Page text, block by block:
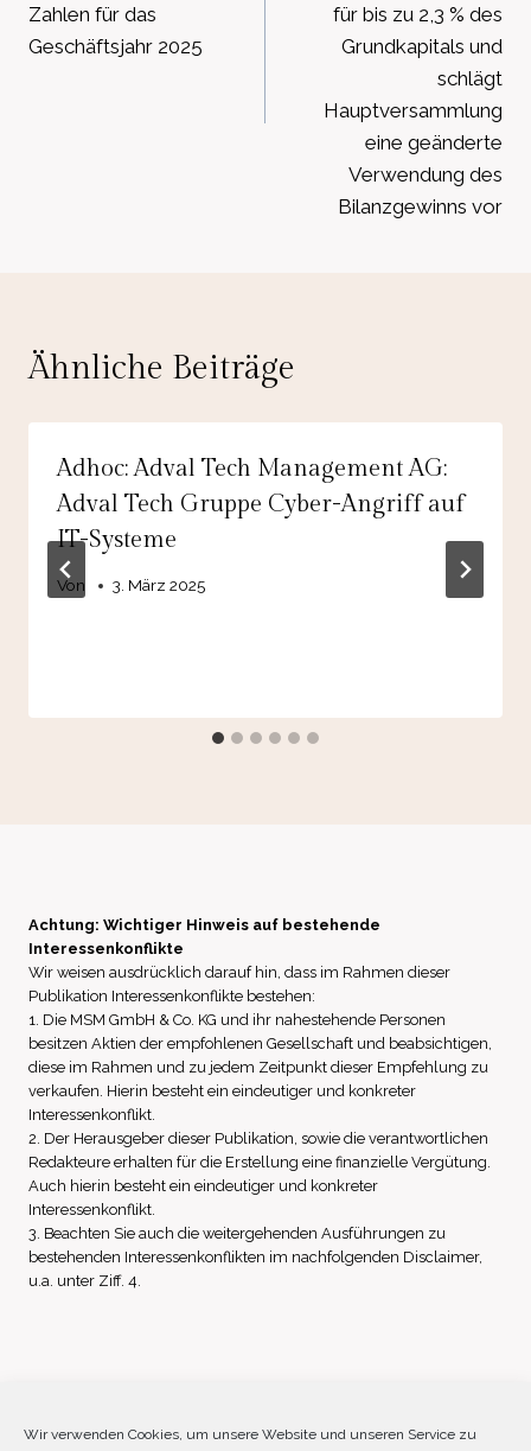
Wir verwenden Cookies, um unsere Website und unseren Service zu
Zahlen für das
Geschäftsjahr 2025
für bis zu 2,3 % des
Grundkapitals und
schlägt
Hauptversammlung
eine geänderte
Verwendung des
Bilanzgewinns vor
Ähnliche Beiträge
Adhoc: Adval Tech Management AG:
Adval Tech Gruppe Cyber-Angriff auf
IT-Systeme
Von 3. März 2025
Achtung: Wichtiger Hinweis auf bestehende
Interessenkonflikte
Wir weisen ausdrücklich darauf hin, dass im Rahmen dieser
Publikation Interessenkonflikte bestehen:
1. Die MSM GmbH & Co. KG und ihr nahestehende Personen
besitzen Aktien der empfohlenen Gesellschaft und beabsichtigen,
diese im Rahmen und zu jedem Zeitpunkt dieser Empfehlung zu
verkaufen. Hierin besteht ein eindeutiger und konkreter
Interessenkonflikt.
2. Der Herausgeber dieser Publikation, sowie die verantwortlichen
Redakteure erhalten für die Erstellung eine finanzielle Vergütung.
Auch hierin besteht ein eindeutiger und konkreter
Interessenkonflikt.
3. Beachten Sie auch die weitergehenden Ausführungen zu
bestehenden Interessenkonflikten im nachfolgenden Disclaimer,
u.a. unter Ziff. 4.
Impressum Datenschutz Disclaimer